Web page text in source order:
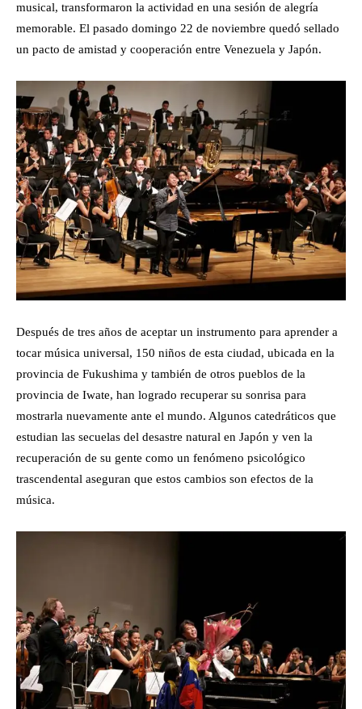
musical, transformaron la actividad en una sesión de alegría
memorable. El pasado domingo 22 de noviembre quedó sellado
un pacto de amistad y cooperación entre Venezuela y Japón.
Después de tres años de aceptar un instrumento para aprender a
tocar música universal, 150 niños de esta ciudad, ubicada en la
provincia de Fukushima y también de otros pueblos de la
provincia de Iwate, han logrado recuperar su sonrisa para
mostrarla nuevamente ante el mundo. Algunos catedráticos que
estudian las secuelas del desastre natural en Japón y ven la
recuperación de su gente como un fenómeno psicológico
trascendental aseguran que estos cambios son efectos de la
música.